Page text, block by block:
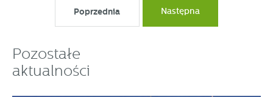
Poprzednia Następna
Pozostałe
aktualności